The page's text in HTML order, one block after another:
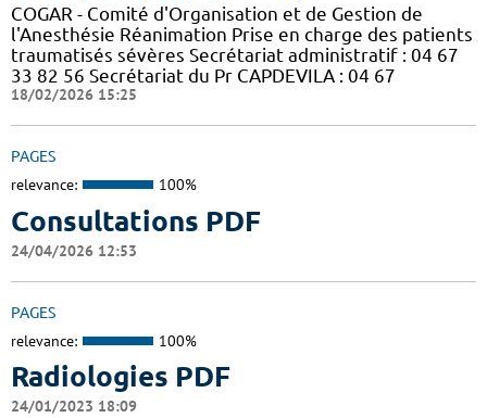
COGAR - Comité d'Organisation et de Gestion de
l'Anesthésie Réanimation Prise en charge des patients
traumatisés sévères Secrétariat administratif : 04 67
33 82 56 Secrétariat du Pr CAPDEVILA : 04 67
18/02/2026 15:25
PAGES
relevance: 100%
Consultations PDF
24/04/2026 12:53
PAGES
relevance: 100%
Radiologies PDF
24/01/2023 18:09